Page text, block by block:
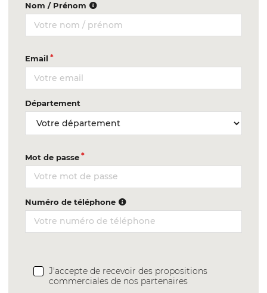
Nom / Prénom
Email
Département
Mot de passe
Numéro de téléphone
J'accepte de recevoir des propositions
commerciales de nos partenaires